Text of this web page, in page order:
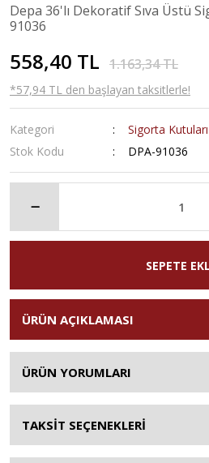
Depa 36'lı Dekoratif Sıva Üstü
91036
558,40 TL 1.163,34 TL
*57,94 TL den başlayan taksitlerle!
Kategori
Sigorta Kutuları
Stok Kodu
DPA-91036
SEPETE
ÜRÜN AÇIKLAMASI
ÜRÜN YORUMLARI
TAKSİT SEÇENEKLERİ